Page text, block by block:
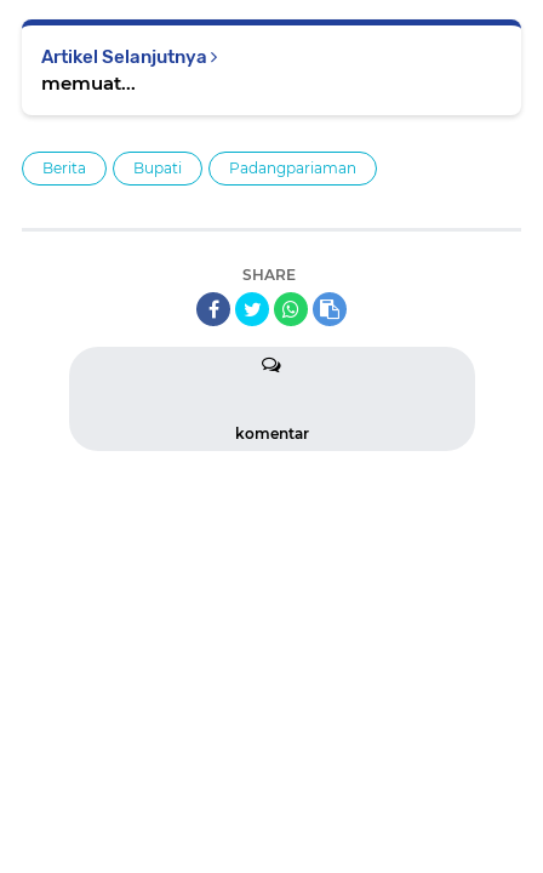
Artikel Selanjutnya
memuat...
Berita Bupati Padangpariaman
SHARE
komentar